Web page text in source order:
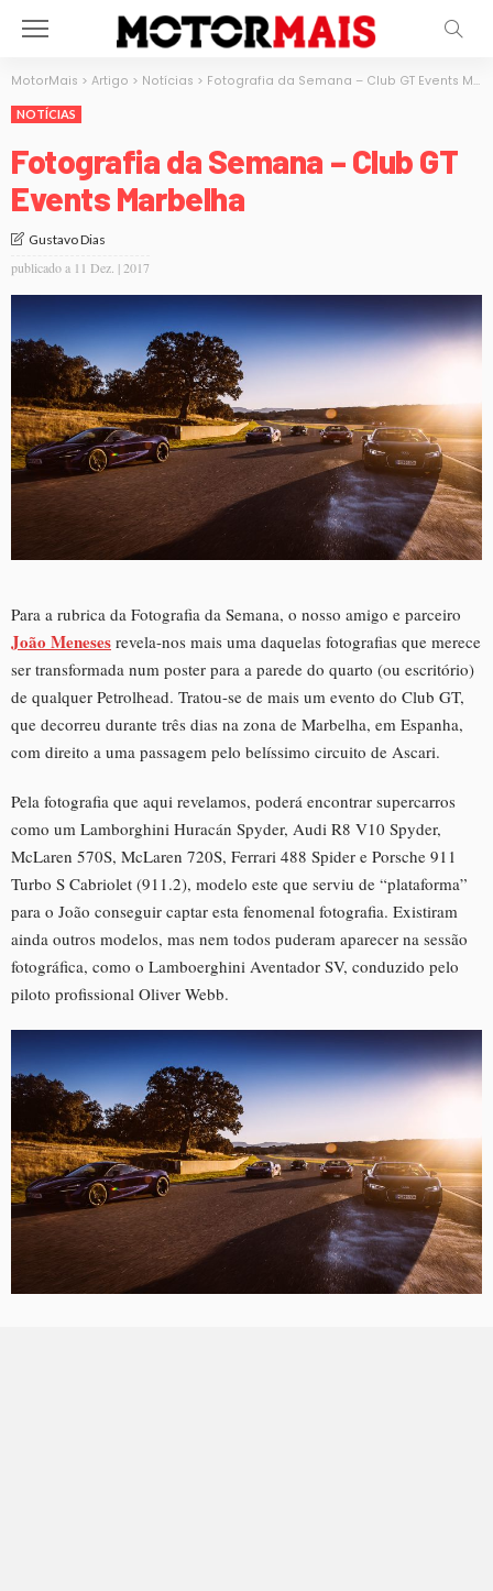
MotorMais > Artigo > Notícias > Fotografia da Semana – Club GT Events Marbelha
NOTÍCIAS
Fotografia da Semana – Club GT
Events Marbelha
Gustavo Dias
publicado a 11 Dez. | 2017
Para a rubrica da Fotografia da Semana, o nosso amigo e parceiro
João Meneses revela-nos mais uma daquelas fotografias que merece
ser transformada num poster para a parede do quarto (ou escritório)
de qualquer Petrolhead. Tratou-se de mais um evento do Club GT,
que decorreu durante três dias na zona de Marbelha, em Espanha,
com direito a uma passagem pelo belíssimo circuito de Ascari.
Pela fotografia que aqui revelamos, poderá encontrar supercarros
como um Lamborghini Huracán Spyder, Audi R8 V10 Spyder,
McLaren 570S, McLaren 720S, Ferrari 488 Spider e Porsche 911
Turbo S Cabriolet (911.2), modelo este que serviu de “plataforma”
para o João conseguir captar esta fenomenal fotografia. Existiram
ainda outros modelos, mas nem todos puderam aparecer na sessão
fotográfica, como o Lamboerghini Aventador SV, conduzido pelo
piloto profissional Oliver Webb.